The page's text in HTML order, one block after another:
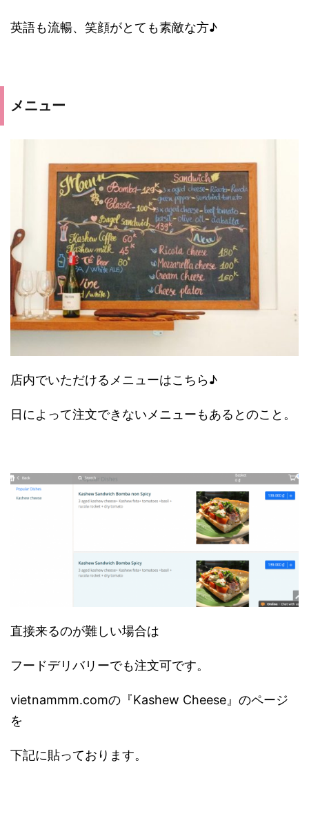
英語も流暢、笑顔がとても素敵な方♪
メニュー
店内でいただけるメニューはこちら♪
日によって注文できないメニューもあるとのこと。
直接来るのが難しい場合は
フードデリバリーでも注文可です。
vietnammm.comの『Kashew Cheese』のページ
を
下記に貼っております。